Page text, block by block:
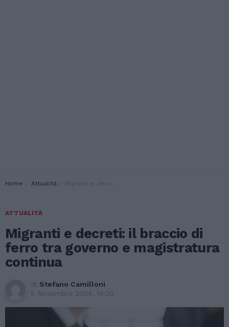
You are here:
Home Attualità Migranti e decreti: il braccio di ferro tra governo e magistratura continua
ATTUALITÀ
Migranti e decreti: il braccio di
ferro tra governo e magistratura
continua
di Stefano Camilloni
5 Novembre 2024, 14:30